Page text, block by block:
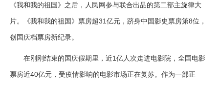
《我和我的祖国》之后，人民网参与联合出品的第二部主旋律大
片。《我和我的祖国》票房超31亿元，跻身中国影史票房第8位，
创国庆档票房新纪录。
在刚刚结束的国庆假期里，近1亿人次走进电影院，全国电影
票房近40亿元，受疫情影响的电影市场正在复苏。作为一部正